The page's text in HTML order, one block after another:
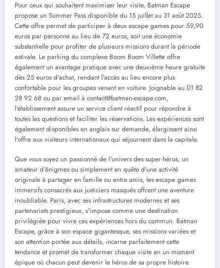
Pour ceux qui souhaitent maximiser leur visite, Batman Escape
propose un Summer Pass disponible du 15 juillet au 31 août 2025.
Cette offre permet de participer à deux escape games pour 59,90
euros par personne au lieu de 72 euros, soit une économie
substantielle pour profiter de plusieurs missions durant la période
estivale. Le parking du complexe Boom Boom Villette offre
également un avantage pratique avec une deuxième heure gratuite
dès 25 euros d'achat, rendant l'accès au lieu encore plus
confortable pour les groupes venant en voiture. Joignable au 01 82
28 92 68 ou par email à contact@batman-escape.com,
l'établissement assure un service client réactif pour répondre à
toutes les questions et faciliter les réservations. Les expériences sont
également disponibles en anglais sur demande, élargissant ainsi
l'offre aux visiteurs internationaux qui séjournent dans la capitale.
Que vous soyez un passionné de l'univers des super-héros, un
amateur d'énigmes ou simplement en quête d'une activité
originale à partager en famille ou entre amis, les escape games
immersifs consacrés aux justiciers masqués offrent une aventure
inoubliable. Paris, avec ses infrastructures modernes et ses
partenariats prestigieux, s'impose comme une destination
privilégiée pour vivre ces expériences hors du commun. Batman
Escape, grâce à son espace gigantesque, ses missions variées et
son attention portée aux détails, incarne parfaitement cette
tendance et promet de transformer chaque visite en un moment
épique où chacun peut devenir le héros de sa propre histoire.